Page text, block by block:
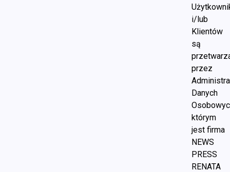
i/lub
Klientów
są
przez
Danych
którym
jest firma
NEWS
PRESS
RENATA